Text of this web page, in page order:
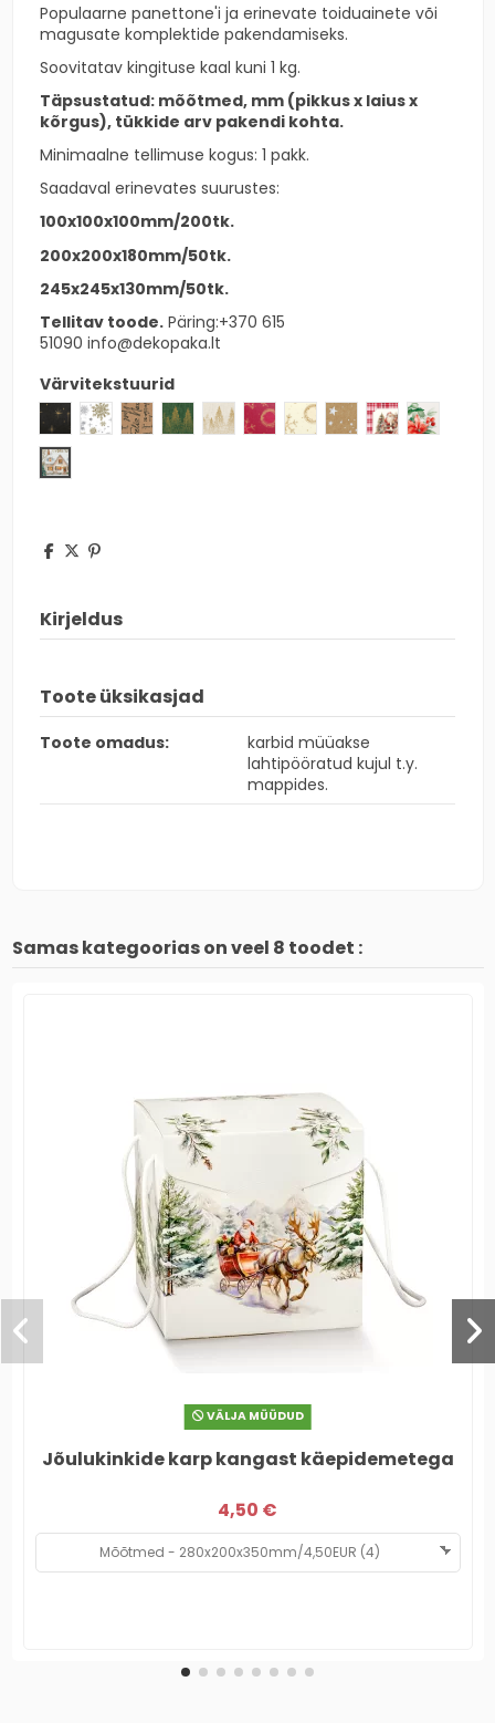
Populaarne panettone'i ja erinevate toiduainete või
magusate komplektide pakendamiseks.
Soovitatav kingituse kaal kuni 1 kg.
Täpsustatud: mõõtmed, mm (pikkus x laius x
kõrgus), tükkide arv pakendi kohta.
Minimaalne tellimuse kogus: 1 pakk.
Saadaval erinevates suurustes:
100x100x100mm/200tk.
200x200x180mm/50tk.
245x245x130mm/50tk.
Tellitav toode. Päring:+370 615
51090 info@dekopaka.lt
Värvitekstuurid
Tähed mustas
Kristalliline valge
Sõnad pruun
Metsaroheline
Forest valge
Universum punane
Universum valge
Galaktika pruun
Santa namai
Christmas village
Kirjeldus
Toote üksikasjad
Toote omadus:
karbid müüakse
lahtipööratud kujul t.y.
mappides.
Samas kategoorias on veel 8 toodet :
VÄLJA MÜÜDUD
Jõulukinkide karp kangast käepidemetega
4,50 €